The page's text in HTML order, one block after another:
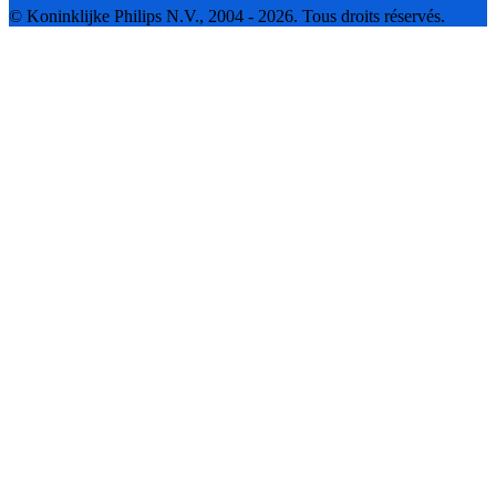
© Koninklijke Philips N.V., 2004 - 2026. Tous droits réservés.